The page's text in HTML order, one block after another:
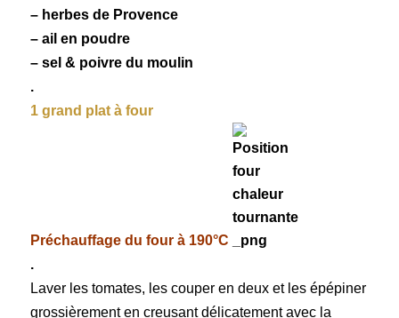
– herbes de Provence
– ail en poudre
– sel & poivre du moulin
.
1 grand plat à four
Préchauffage du four à 190°C
.
Laver les tomates, les couper en deux et les épépiner
grossièrement en creusant délicatement avec la